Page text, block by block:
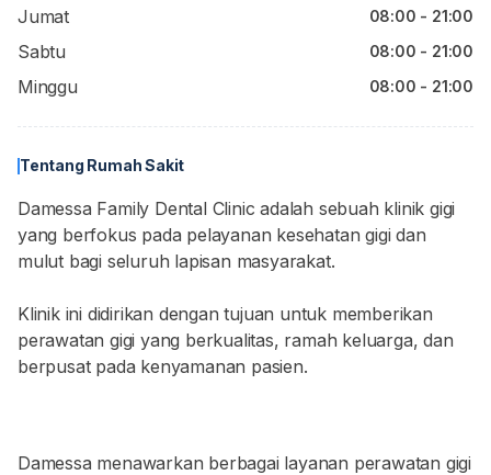
Jumat 08:00 - 21:00
Sabtu 08:00 - 21:00
Minggu 08:00 - 21:00
Tentang Rumah Sakit
Damessa Family Dental Clinic adalah sebuah klinik gigi
yang berfokus pada pelayanan kesehatan gigi dan
mulut bagi seluruh lapisan masyarakat.
Klinik ini didirikan dengan tujuan untuk memberikan
perawatan gigi yang berkualitas, ramah keluarga, dan
berpusat pada kenyamanan pasien.
Damessa menawarkan berbagai layanan perawatan gigi